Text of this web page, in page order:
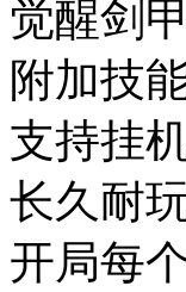
觉醒剑
附加技
支持挂
长久耐
开局每